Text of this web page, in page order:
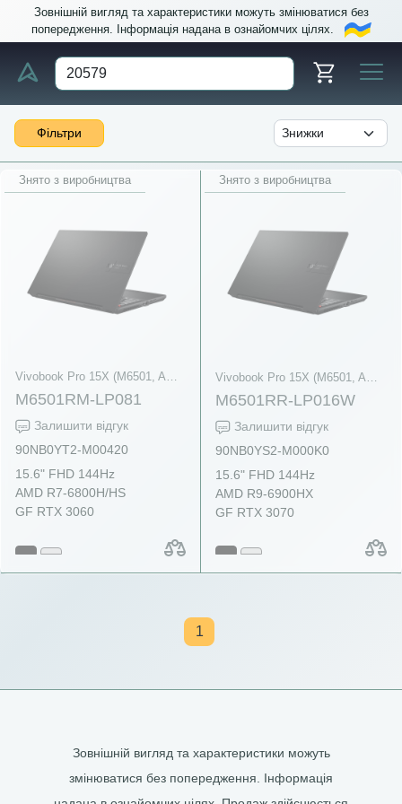
Зовнішній вигляд та характеристики можуть змінюватися без
попередження. Інформація надана в ознайомчих цілях.
Фільтри
Знято з виробництва
M6501RM-LP081
Залишити відгук
90NB0YT2-M00420
15.6" FHD 144Hz
AMD R7-6800H/HS
GF RTX 3060
Знято з виробництва
M6501RR-LP016W
Залишити відгук
90NB0YS2-M000K0
15.6" FHD 144Hz
AMD R9-6900HX
GF RTX 3070
1
Зовнішній вигляд та характеристики можуть
змінюватися без попередження. Інформація